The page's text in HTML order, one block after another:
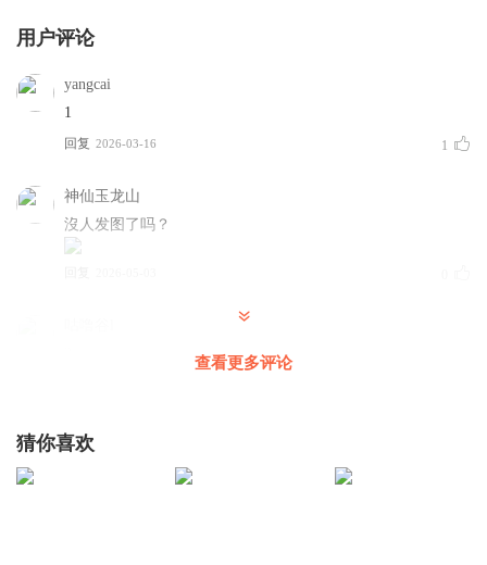
用户评论
yangcai
1
回复 2026-03-16 1
神仙玉龙山
沒人发图了吗？
听友341209848
查看更多评论
猜你喜欢